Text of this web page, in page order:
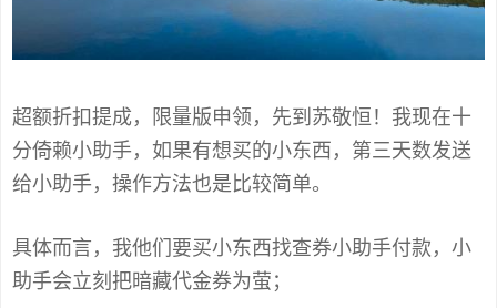
超额折扣提成，限量版申领，先到苏敬恒！我现在十
分倚赖小助手，如果有想买的小东西，第三天数发送
给小助手，操作方法也是比较简单。
具体而言，我他们要买小东西找查券小助手付款，小
助手会立刻把暗藏代金券为萤；